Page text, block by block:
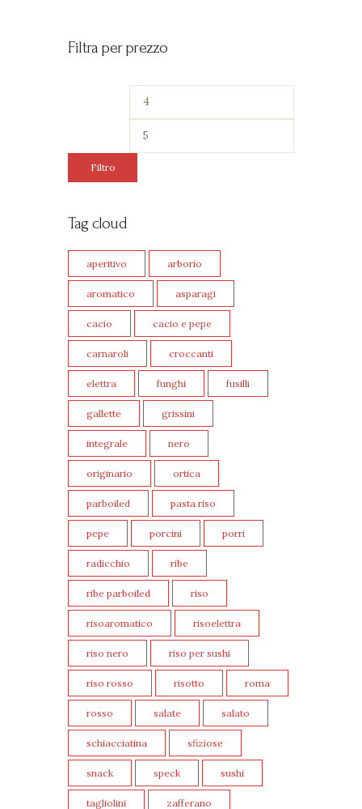
Filtra per prezzo
Filtro
Tag cloud
aperitivo arborio
aromatico asparagi
cacio cacio e pepe
carnaroli croccanti
elettra funghi fusilli
gallette grissini
integrale nero
originario ortica
parboiled pasta riso
pepe porcini porri
radicchio ribe
ribe parboiled riso
risoaromatico risoelettra
riso nero riso per sushi
riso rosso risotto roma
rosso salate salato
schiacciatina sfiziose
snack speck sushi
tagliolini zafferano